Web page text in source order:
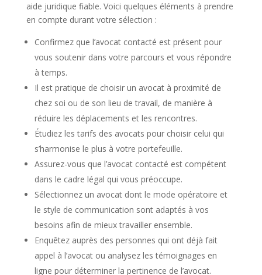
aide juridique fiable. Voici quelques éléments à prendre
en compte durant votre sélection :
Confirmez que l’avocat contacté est présent pour
vous soutenir dans votre parcours et vous répondre
à temps.
Il est pratique de choisir un avocat à proximité de
chez soi ou de son lieu de travail, de manière à
réduire les déplacements et les rencontres.
Étudiez les tarifs des avocats pour choisir celui qui
s’harmonise le plus à votre portefeuille.
Assurez-vous que l’avocat contacté est compétent
dans le cadre légal qui vous préoccupe.
Sélectionnez un avocat dont le mode opératoire et
le style de communication sont adaptés à vos
besoins afin de mieux travailler ensemble.
Enquêtez auprès des personnes qui ont déjà fait
appel à l’avocat ou analysez les témoignages en
ligne pour déterminer la pertinence de l’avocat.